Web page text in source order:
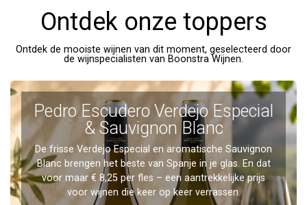
Ontdek onze toppers
Ontdek de mooiste wijnen van dit moment, geselecteerd door
de wijnspecialisten van Boonstra Wijnen.
Pedro Escudero Verdejo Especial
& Sauvignon Blanc
De frisse Verdejo Especial en aromatische Sauvignon
Blanc brengen het beste van Spanje in je glas. En dat
voor maar € 8,25 per fles – een aantrekkelijke prijs
voor wijnen die keer op keer verrassen.